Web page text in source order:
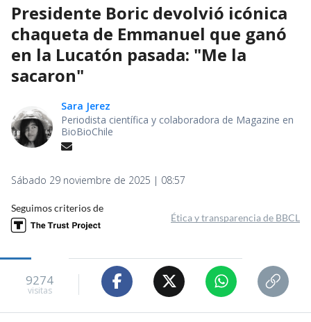
Presidente Boric devolvió icónica
chaqueta de Emmanuel que ganó
en la Lucatón pasada: "Me la
sacaron"
Sara Jerez
Periodista científica y colaboradora de Magazine en
BioBioChile
Sábado 29 noviembre de 2025 | 08:57
Seguimos criterios de
Ética y transparencia de BBCL
9274
visitas